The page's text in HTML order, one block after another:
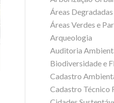
Áreas
Áreas Verdes e
Arqueologia
Auditoria
Biodiversidade e
Cadastro
Cadastro Técnico